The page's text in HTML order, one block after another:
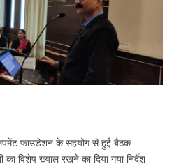
फाउंडेशन के सहयोग से हुई बैठक
का विशेष ख्याल रखने का दिया गया निर्देश